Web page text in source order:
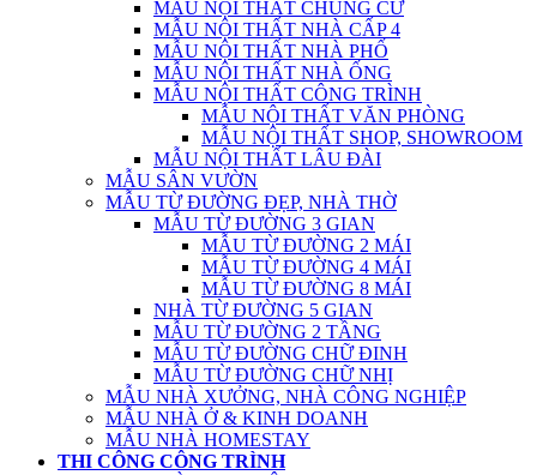
MẪU NỘI THẤT CHUNG CƯ
MẪU NỘI THẤT NHÀ CẤP 4
MẪU NỘI THẤT NHÀ PHỐ
MẪU NỘI THẤT NHÀ ỐNG
MẪU NỘI THẤT CÔNG TRÌNH
MẪU NỘI THẤT VĂN PHÒNG
MẪU NỘI THẤT SHOP, SHOWROOM
MẪU NỘI THẤT LÂU ĐÀI
MẪU SÂN VƯỜN
MẪU TỪ ĐƯỜNG ĐẸP, NHÀ THỜ
MẪU TỪ ĐƯỜNG 3 GIAN
MẪU TỪ ĐƯỜNG 2 MÁI
MẪU TỪ ĐƯỜNG 4 MÁI
MẪU TỪ ĐƯỜNG 8 MÁI
NHÀ TỪ ĐƯỜNG 5 GIAN
MẪU TỪ ĐƯỜNG 2 TẦNG
MẪU TỪ ĐƯỜNG CHỮ ĐINH
MẪU TỪ ĐƯỜNG CHỮ NHỊ
MẪU NHÀ XƯỞNG, NHÀ CÔNG NGHIỆP
MẪU NHÀ Ở & KINH DOANH
MẪU NHÀ HOMESTAY
THI CÔNG CÔNG TRÌNH